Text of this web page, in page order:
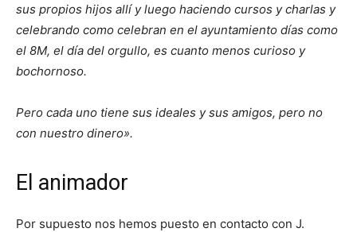
sus propios hijos allí y luego haciendo cursos y charlas y
celebrando como celebran en el ayuntamiento días como
el 8M, el día del orgullo, es cuanto menos curioso y
bochornoso.
Pero cada uno tiene sus ideales y sus amigos, pero no
con nuestro dinero».
El animador
Por supuesto nos hemos puesto en contacto con J.